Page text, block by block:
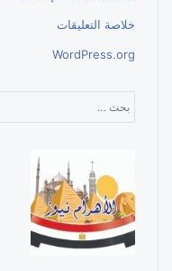
خلاصة التعليقات
WordPress.org